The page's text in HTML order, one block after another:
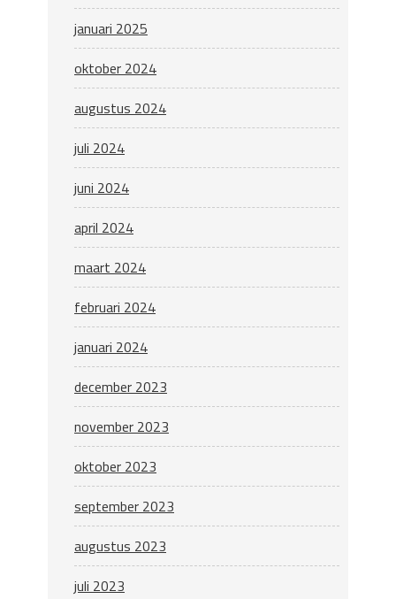
januari 2025
oktober 2024
augustus 2024
juli 2024
juni 2024
april 2024
maart 2024
februari 2024
januari 2024
december 2023
november 2023
oktober 2023
september 2023
augustus 2023
juli 2023